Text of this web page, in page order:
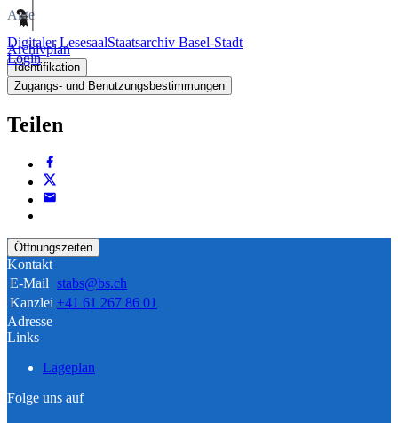
Digitaler LesesaalStaatsarchiv Basel-Stadt
Login
Akte
Archivplan
Identifikation
Zugangs- und Benutzungsbestimmungen
Teilen
Öffnungszeiten
Kontakt
E-Mail stabs@bs.ch
Kanzlei +41 61 267 86 01
Adresse
Links
Lageplan
Folge uns auf